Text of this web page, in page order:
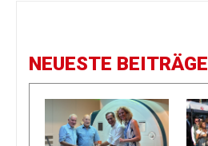
NEUESTE BEITRÄGE